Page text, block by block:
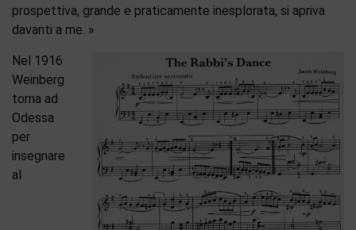
prospettiva, grande e praticamente inesplorata, si apriva
davanti a me. »
Nel 1916
Weinberg
torna ad
Odessa
per
insegnare
al